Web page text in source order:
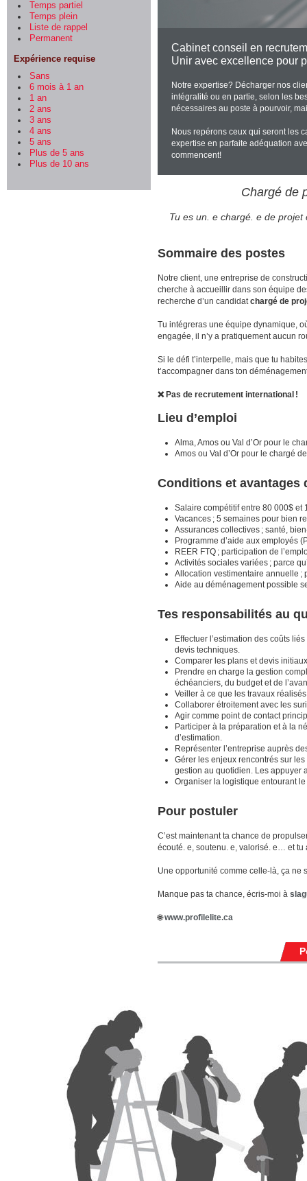
Temps partiel
Temps plein
Liste de rappel
Permanent
Expérience requise
Sans
6 mois à 1 an
1 an
2 ans
3 ans
4 ans
5 ans
Plus de 5 ans
Plus de 10 ans
Cabinet conseil en
Unir avec excellence pour
Notre expertise? Décharger nos
intégralité ou en partie, selon les
nécessaires au poste à pourvoir,
Nous repérons ceux qui seront les
expertise en parfaite adéquation
commencent!
Chargé de
Tu es un. e chargé. e de projet
Sommaire des postes
Notre client, une entreprise de
cherche à accueillir dans son équipe
recherche d’un candidatchargé de
Tu intégreras une équipe dynamique,
engagée, il n’y a pratiquement aucun
Si le défi t’interpelle, mais que tu
t’accompagner dans ton
❌ Pas de recrutement international !
Lieu d’emploi
Alma, Amos ou Val d’Or pour le
Amos ou Val d’Or pour le chargé
Conditions et avantages
Salaire compétitif entre 80 000$ et
Vacances ; 5 semaines pour bien
Assurances collectives ; santé,
Programme d’aide aux employés
REER FTQ ; participation de
Activités sociales variées ; parce
Allocation vestimentaire annuelle ;
Aide au déménagement possible
Tes responsabilités au
Effectuer l’estimation des coûts
devis techniques.
Comparer les plans et devis
Prendre en charge la gestion
échéanciers, du budget et de
Veiller à ce que les travaux
Collaborer étroitement avec les
Agir comme point de contact
Participer à la préparation et à la
d’estimation.
Représenter l’entreprise auprès
Gérer les enjeux rencontrés sur
gestion au quotidien. Les appuyer
Organiser la logistique entourant
Pour postuler
C’est maintenant ta chance de
écouté. e, soutenu. e, valorisé. e… et tu
Une opportunité comme celle-là, ça ne
Manque pas ta chance, écris-moi à
🌐www.profilelite.ca